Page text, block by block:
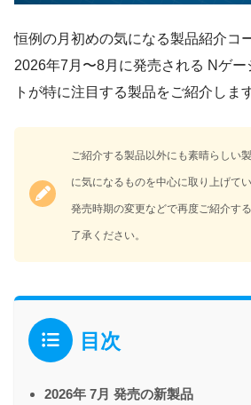
恒例の月初めの気になる製品紹介コ
2026年7月〜8月に発売される Nゲー
トが特に注目する製品をご紹介しま
ご紹介する製品以外にも素晴らしい
に気になるものを中心に取り上げてい
発売時期の変更などで再度ご紹介す
了承ください。
目次
2026年 7月 発売の新製品